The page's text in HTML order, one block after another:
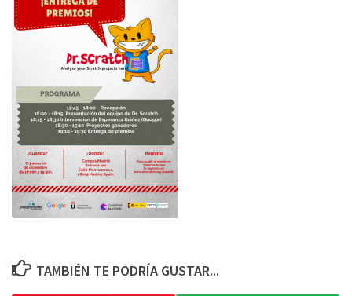
TAMBIÉN TE PODRÍA GUSTAR...